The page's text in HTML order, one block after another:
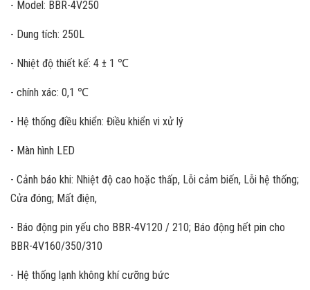
- Model: BBR-4V250
- Dung tích: 250L
- Nhiệt độ thiết kế: 4 ± 1 ℃
- chính xác: 0,1 ℃
- Hệ thống điều khiển: Điều khiển vi xử lý
- Màn hình LED
- Cảnh báo khi: Nhiệt độ cao hoặc thấp, Lỗi cảm biến, Lỗi hệ thống;
Cửa đóng; Mất điện,
- Báo động pin yếu cho BBR-4V120 / 210; Báo động hết pin cho
BBR-4V160/350/310
- Hệ thống lạnh không khí cưỡng bức